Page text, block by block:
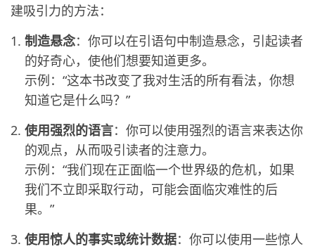
建吸引力的方法：
制造悬念：你可以在引语句中制造悬念，引起读者
的好奇心，使他们想要知道更多。
示例：“这本书改变了我对生活的所有看法，你想
知道它是什么吗？”
使用强烈的语言：你可以使用强烈的语言来表达你
的观点，从而吸引读者的注意力。
示例：“我们现在正面临一个世界级的危机，如果
我们不立即采取行动，可能会面临灾难性的后
果。”
使用惊人的事实或统计数据：你可以使用一些惊人